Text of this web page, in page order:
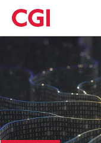
Skip
to
main